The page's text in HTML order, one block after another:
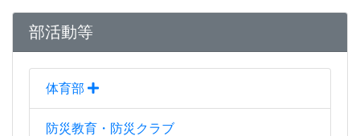
部活動等
体育部
防災教育・防災クラブ